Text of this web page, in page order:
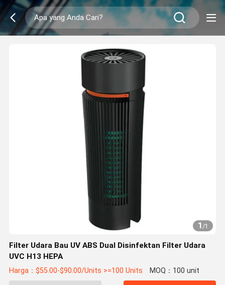
1/1
Filter Udara Bau UV ABS Dual Disinfektan Filter Udara
UVC H13 HEPA
Harga：$55.00-$90.00/Units >=100 Units MOQ：100 unit